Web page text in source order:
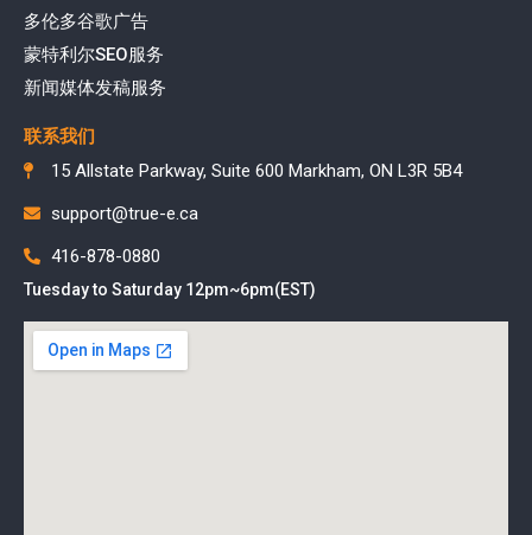
多伦多谷歌广告
蒙特利尔SEO服务
新闻媒体发稿服务
联系我们
15 Allstate Parkway, Suite 600 Markham, ON L3R 5B4
support@true-e.ca
416-878-0880
Tuesday to Saturday 12pm~6pm(EST)